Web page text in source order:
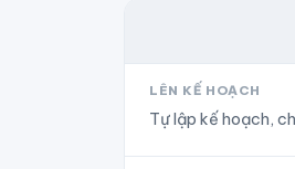
LÊN KẾ HOẠCH
Tự lập kế hoạch,